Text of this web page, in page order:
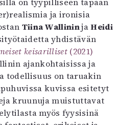
ja ironisia
Tiina WallininjaHeidi
yhdistävän
keisarilliset (2021)
ajankohtaisissa ja
todellisuus on taruakin
kuvissa esitetyt
kruunuja muistuttavat
myös fyysisinä